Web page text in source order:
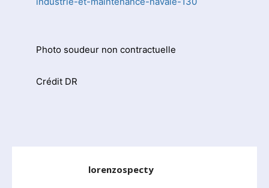
Photo soudeur non contractuelle
Crédit DR
lorenzospecty